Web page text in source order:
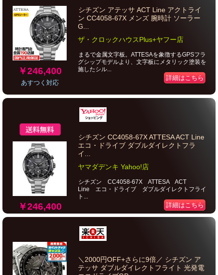
￥246,400
あすつく対応
シチズン アテッサ ACT Line アクトライ
ン CC4058-67X メンズ 腕時計 ソーラー
G...
ザ・クロックハウスPlus+ヤフー店
まるで金属文字板。ATTESAを象徴するGPSフラ
グシップモデルより、文字板にメタリック塗装を
施したシル...
詳細はこちら
￥246,400
シチズン CC4058-67X ATTESA ACT Line
エコ・ドライブ ダブルダイレクトフラ
イ...
ヤマダデンキ Yahoo!店
シチズン CC4058-67X ATTESA ACT
Line エコ・ドライブ ダブルダイレクトフライ
ト...
詳細はこちら
＼2000円OFF+さらに9倍／ シチズン ア
テッサ ダブルダイレクトフライト 光発電